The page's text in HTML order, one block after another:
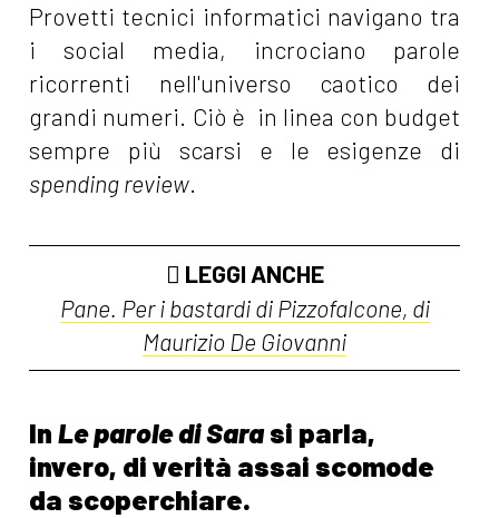
Provetti tecnici informatici navigano tra
i social media, incrociano parole
ricorrenti nell'universo caotico dei
grandi numeri. Ciò è in linea con budget
sempre più scarsi e le esigenze di
spending review.
LEGGI ANCHE
Pane. Per i bastardi di Pizzofalcone, di
Maurizio De Giovanni
InLe parole di Sarasi parla,
invero, di verità assai scomode
da scoperchiare.